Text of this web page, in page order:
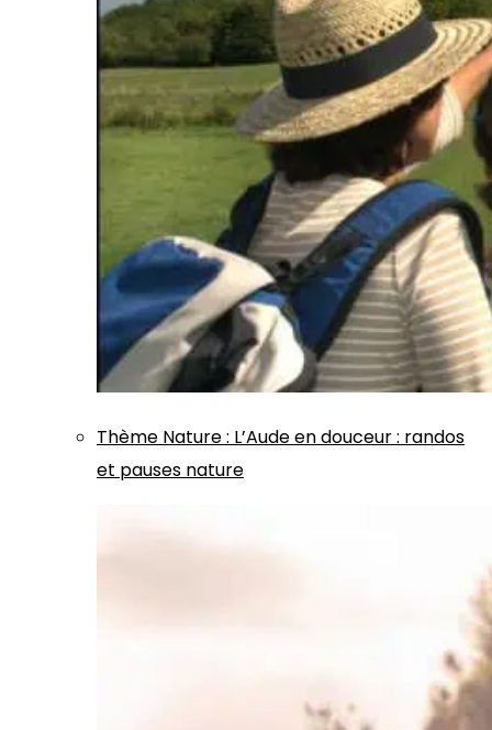
Thème Nature: L’Aude en douceur : randos
et pauses nature